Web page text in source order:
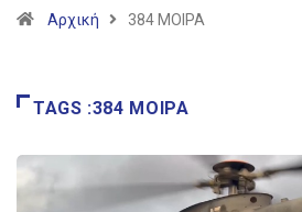
Αρχική 384 ΜΟΙΡΑ
TAGS :384 ΜΟΙΡΑ